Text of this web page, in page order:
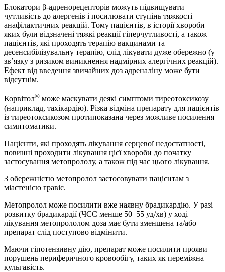
Блокатори β-адренорецепторів можуть підвищувати
чутливість до алергенів і посилювати ступінь тяжкості
анафілактичних реакцій. Тому пацієнтів, в історії хвороби
яких були відзначені тяжкі реакції гіперчутливості, а також
пацієнтів, які проходять терапію вакцинами та
десенсибілізувальну терапію, слід лікувати дуже обережно (у
зв’язку з ризиком виникнення надмірних алергічних реакцій).
Ефект від введення звичайних доз адреналіну може бути
відсутнім.
Корвітол® може маскувати деякі симптоми тиреотоксикозу
(наприклад, тахікардію). Різка відміна препарату для пацієнтів
із тиреотоксикозом протипоказана через можливе посилення
симптоматики.
Пацієнти, які проходять лікування серцевої недостатності,
повинні проходити лікування цієї хвороби до початку
застосування метопрололу, а також під час цього лікування.
З обережністю метопролол застосовувати пацієнтам з
міастенією гравіс.
Метопролол може посилити вже наявну брадикардію. У разі
розвитку брадикардії (ЧСС менше 50–55 уд/хв) у ході
лікування метопрололом доза має бути зменшена та/або
препарат слід поступово відмінити.
Маючи гіпотензивну дію, препарат може посилити прояви
порушень периферичного кровообігу, таких як переміжна
кульгавість.